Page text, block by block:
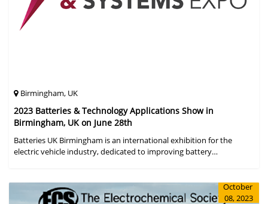
Birmingham, UK
2023 Batteries & Technology Applications Show in
Birmingham, UK on June 28th
Batteries UK Birmingham is an international exhibition for the
electric vehicle industry, dedicated to improving battery
October
08, 2023